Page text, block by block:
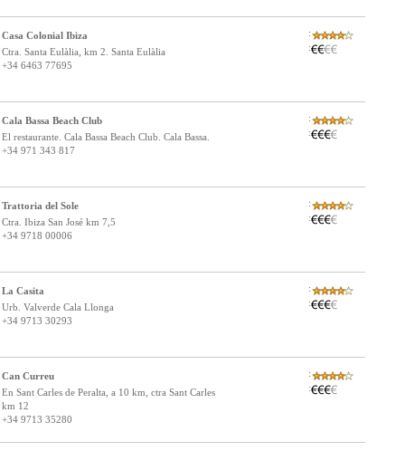
Casa Colonial Ibiza
Ctra. Santa Eulàlia, km 2. Santa Eulàlia
+34 6463 77695
:
:
Cala Bassa Beach Club
El restaurante. Cala Bassa Beach Club. Cala Bassa.
+34 971 343 817
:
:
Trattoria del Sole
Ctra. Ibiza San José km 7,5
+34 9718 00006
:
:
La Casita
Urb. Valverde Cala Llonga
+34 9713 30293
:
:
Can Curreu
En Sant Carles de Peralta, a 10 km, ctra Sant Carles
km 12
+34 9713 35280
:
: